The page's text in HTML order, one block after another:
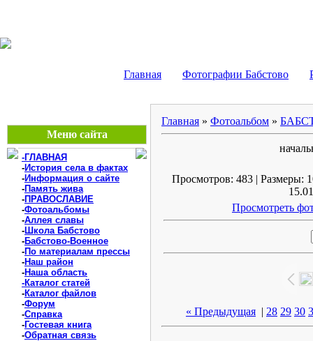
Главная Фотографии Бабстово
Меню сайта
-ГЛАВНАЯ
-История села в фактах
-Информация о сайте
-Память жива
-ПРАВОСЛАВИЕ
-Фотоальбомы
-Аллея славы
-Школа Бабстово
-Бабстово-Военное
-По материалам прессы
-Наш район
-Наша область
-Каталог статей
-Каталог файлов
-Форум
-Справка
-Гостевая книга
-Обратная связь
Главная » Фотоальбом »
Просмотров: 483 | Размеры:
Просмотреть
« Предыдущая | 28 29 30